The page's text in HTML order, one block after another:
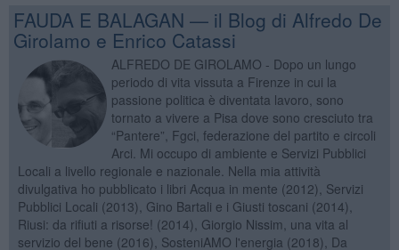
FAUDA E BALAGAN — il Blog di Alfredo De
Girolamo e Enrico Catassi
ALFREDO DE GIROLAMO - Dopo un lungo
periodo di vita vissuta a Firenze in cui la
passione politica è diventata lavoro, sono
tornato a vivere a Pisa dove sono cresciuto tra
“Pantere”, Fgci, federazione del partito e circoli
Arci. Mi occupo di ambiente e Servizi Pubblici
Locali a livello regionale e nazionale. Nella mia attività
divulgativa ho pubblicato i libri Acqua in mente (2012), Servizi
Pubblici Locali (2013), Gino Bartali e i Giusti toscani (2014),
Riusi: da rifiuti a risorse! (2014), Giorgio Nissim, una vita al
servizio del bene (2016), SosteniAMO l'energia (2018), Da